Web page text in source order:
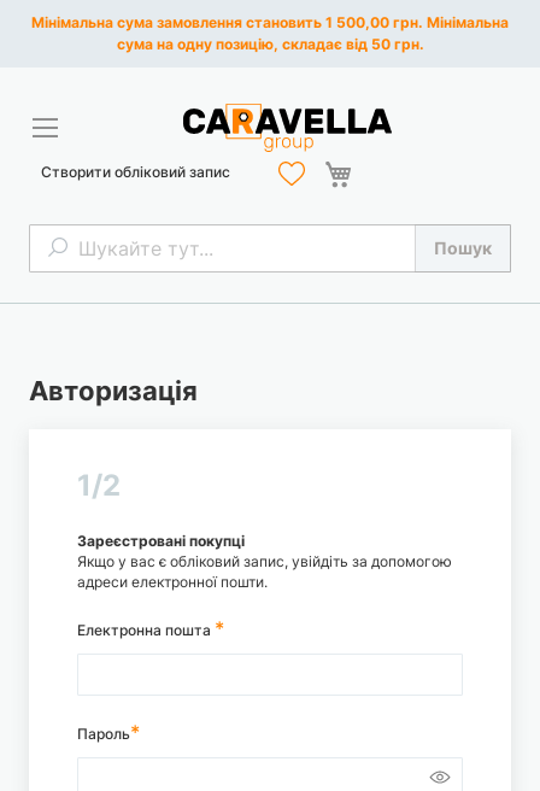
Мінімальна сума замовлення становить 1 500,00 грн. Мінімальна
сума на одну позицію, складає від 50 грн.
Пошук Пошук
Створити обліковий запис
Авторизація
1/2
Зареєстровані покупці
Якщо у вас є обліковий запис, увійдіть за допомогою
адреси електронної пошти.
Електронна пошта
Пароль